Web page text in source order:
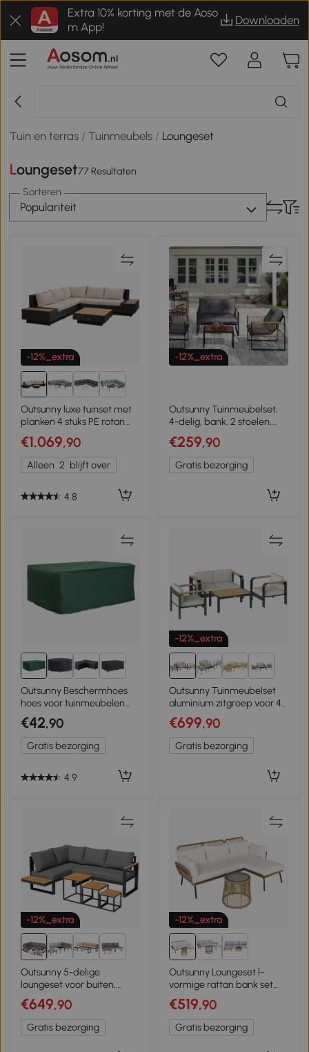
Extra 10% korting met de Aoso
m App!
Downloaden
Tuin en terras / Tuinmeubels / Loungeset
Loungeset77 Resultaten
Sorteren
Populariteit
-12%_extra
Outsunny luxe tuinset met
planken 4 stuks PE rotan
zwart
€1.069,90
Alleen 2 blijft over
4.8
-12%_extra
Outsunny Tuinmeubelset,
4-delig, bank, 2 stoelen,
tafel met glazen blad,
metalen frame, polyrattan,
antraciet
€259,90
Gratis bezorging
6+
Outsunny Beschermhoes
hoes voor tuinmeubelen
210 x 140 x 80cm Oxford
€42,90
Gratis bezorging
4.9
-12%_extra
2+
Outsunny Tuinmeubelset
aluminium zitgroep voor 4
personen waterafstotend
extra diep met 2-zitsbank,
2 fauteuils en bijzettafel
€699,90
Gratis bezorging
-12%_extra
Outsunny 5-delige
loungeset voor buiten,
tuinmeubelset, 148 cm x 61
cm x 71,5 cm, Grijs +
Natuurlijk
€649,90
Gratis bezorging
-12%_extra
Outsunny Loungeset l-
vormige rattan bank set
tuin rattan bank tuin
zwembad Koffie en Crème
€519,90
Gratis bezorging